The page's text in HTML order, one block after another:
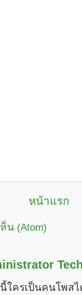
หน้าแรก
น (Atom)
ใครเป็นคนโพส